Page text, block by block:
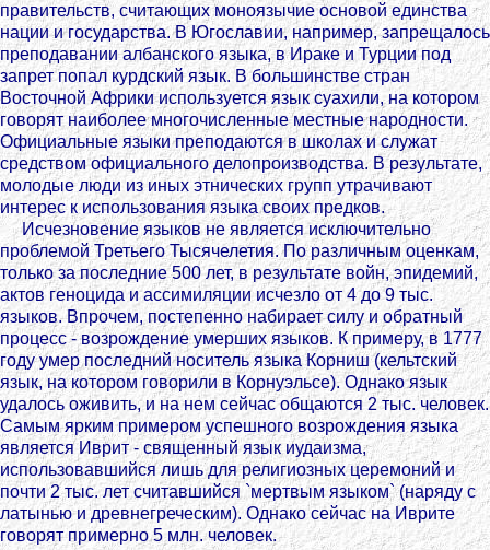
правительств, считающих моноязычие основой единства
нации и государства. В Югославии, например, запрещалось
преподавании албанского языка, в Ираке и Турции под
запрет попал курдский язык. В большинстве стран
Восточной Африки используется язык суахили, на котором
говорят наиболее многочисленные местные народности.
Официальные языки преподаются в школах и служат
средством официального делопроизводства. В результате,
молодые люди из иных этнических групп утрачивают
интерес к использования языка своих предков.
Исчезновение языков не является исключительно
проблемой Третьего Тысячелетия. По различным оценкам,
только за последние 500 лет, в результате войн, эпидемий,
актов геноцида и ассимиляции исчезло от 4 до 9 тыс.
языков. Впрочем, постепенно набирает силу и обратный
процесс - возрождение умерших языков. К примеру, в 1777
году умер последний носитель языка Корниш (кельтский
язык, на котором говорили в Корнуэльсе). Однако язык
удалось оживить, и на нем сейчас общаются 2 тыс. человек.
Самым ярким примером успешного возрождения языка
является Иврит - священный язык иудаизма,
использовавшийся лишь для религиозных церемоний и
почти 2 тыс. лет считавшийся `мертвым языком` (наряду с
латынью и древнегреческим). Однако сейчас на Иврите
говорят примерно 5 млн. человек.